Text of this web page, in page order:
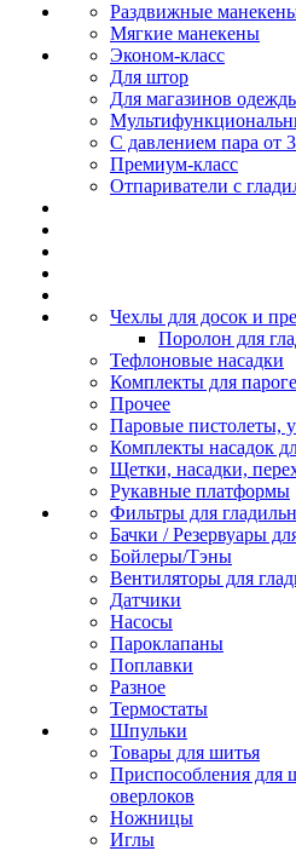
Раздвижные
Мягкие манекены
Эконом-класс
Для штор
Для магазинов
С давлением пара от
Премиум-класс
Отпариватели с
Чехлы для досок и
Поролон для
Тефлоновые насадки
Комплекты для
Прочее
Паровые пистолеты,
Комплекты насадок
Щетки, насадки,
Рукавные платформы
Фильтры для
Бачки / Резервуары
Бойлеры/Тэны
Вентиляторы для
Датчики
Насосы
Пароклапаны
Поплавки
Разное
Термостаты
Шпульки
Товары для шитья
Приспособления
оверлоков
Ножницы
Иглы